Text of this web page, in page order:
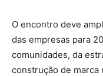
O encontro deve
das empresas para
comunidades, da
construção de